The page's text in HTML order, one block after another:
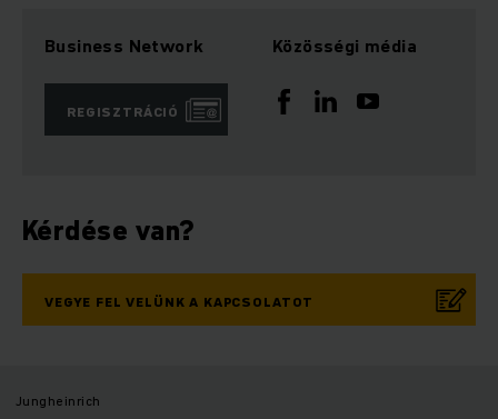
Business Network
REGISZTRÁCIÓ
Közösségi média
Kérdése van?
VEGYE FEL VELÜNK A KAPCSOLATOT
Jungheinrich